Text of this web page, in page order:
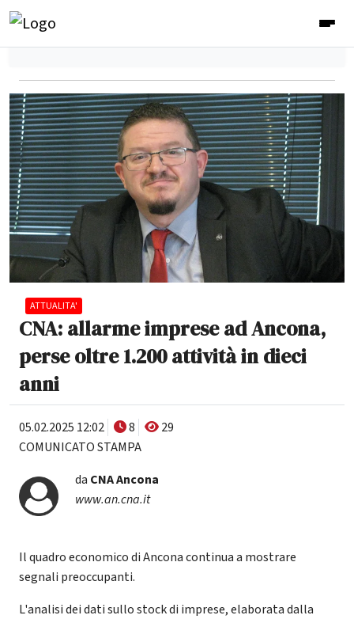
ATTUALITA'
CNA: allarme imprese ad Ancona,
perse oltre 1.200 attività in dieci
anni
05.02.2025 12:02 8
29
COMUNICATO STAMPA
da CNA Ancona
www.an.cna.it
Il quadro economico di Ancona continua a mostrare
segnali preoccupanti.
L'analisi dei dati sullo stock di imprese, elaborata dalla